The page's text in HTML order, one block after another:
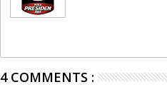
4 COMMENTS :